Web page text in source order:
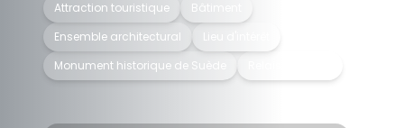
Attraction touristique
Bâtiment
Ensemble architectural
Monument historique de Suède